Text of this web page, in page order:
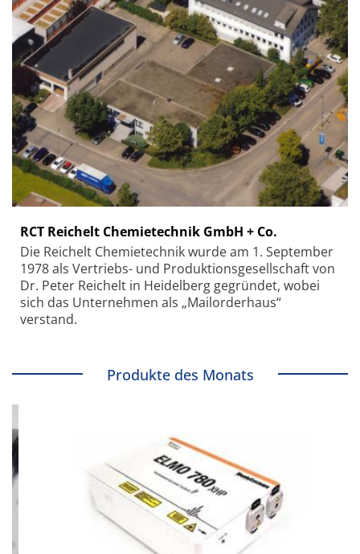
RCT Reichelt Chemietechnik GmbH + Co.
Die Reichelt Chemietechnik wurde am 1. September
1978 als Vertriebs- und Produktionsgesellschaft von
Dr. Peter Reichelt in Heidelberg gegründet, wobei
sich das Unternehmen als „Mailorderhaus“
verstand.
Produkte des Monats